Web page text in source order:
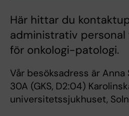
Här hittar du
administrativ
för onkologi-patologi.
Vår besöksadress är Anna
30A (GKS, D2:04)
universitetssjukhuset,